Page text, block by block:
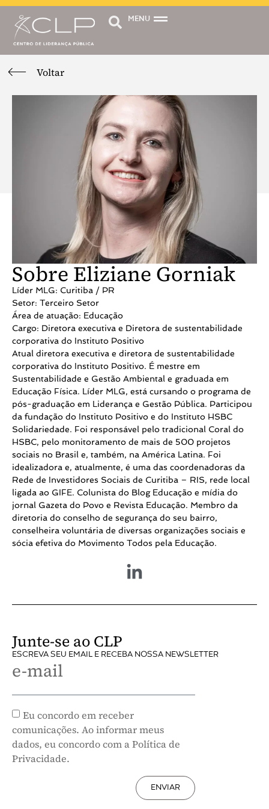
MENU
Voltar
Sobre Eliziane Gorniak
Líder MLG: Curitiba / PR
Setor: Terceiro Setor
Área de atuação: Educação
Cargo: Diretora executiva e Diretora de sustentabilidade
corporativa do Instituto Positivo
Atual diretora executiva e diretora de sustentabilidade
corporativa do Instituto Positivo. É mestre em
Sustentabilidade e Gestão Ambiental e graduada em
Educação Física. Líder MLG, está cursando o programa de
pós-graduação em Liderança e Gestão Pública. Participou
da fundação do Instituto Positivo e do Instituto HSBC
Solidariedade. Foi responsável pelo tradicional Coral do
HSBC, pelo monitoramento de mais de 500 projetos
sociais no Brasil e, também, na América Latina. Foi
idealizadora e, atualmente, é uma das coordenadoras da
Rede de Investidores Sociais de Curitiba – RIS, rede local
ligada ao GIFE. Colunista do Blog Educação e mídia do
jornal Gazeta do Povo e Revista Educação. Membro da
diretoria do conselho de segurança do seu bairro,
conselheira voluntária de diversas organizações sociais e
sócia efetiva do Movimento Todos pela Educação.
Junte-se ao CLP
ESCREVA SEU EMAIL E RECEBA NOSSA NEWSLETTER
e-mail
Eu concordo em receber
comunicações. Ao informar meus
dados, eu concordo com a Política de
Privacidade.
ENVIAR